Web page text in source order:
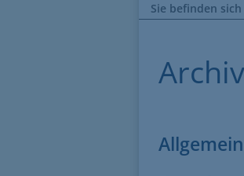
Sie befinden